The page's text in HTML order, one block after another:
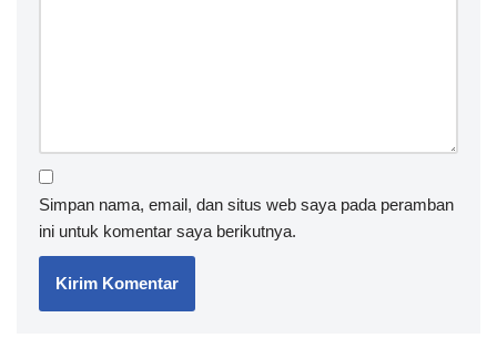
Simpan nama, email, dan situs web saya pada peramban
ini untuk komentar saya berikutnya.